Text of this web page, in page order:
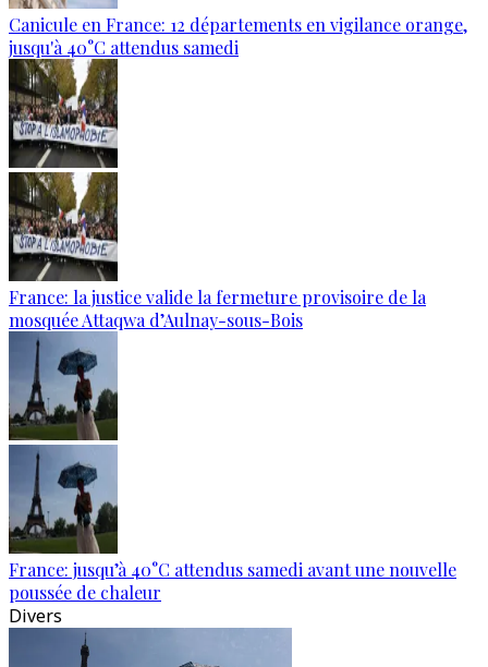
Canicule en France: 12 départements en vigilance orange,
jusqu'à 40°C attendus samedi
France: la justice valide la fermeture provisoire de la
mosquée Attaqwa d’Aulnay-sous-Bois
France: jusqu’à 40°C attendus samedi avant une nouvelle
poussée de chaleur
Divers